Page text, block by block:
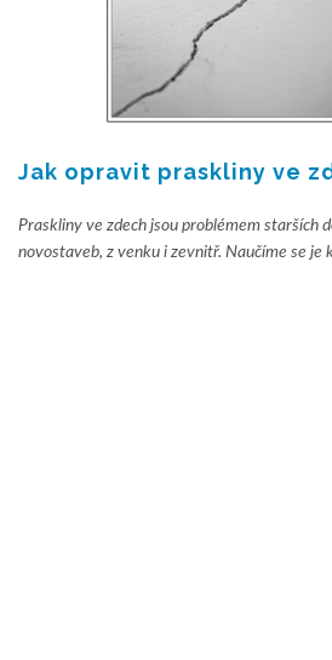
Jak opravit praskliny ve
Praskliny ve zdech jsou problémem starších
novostaveb, z venku i zevnitř. Naučíme se je